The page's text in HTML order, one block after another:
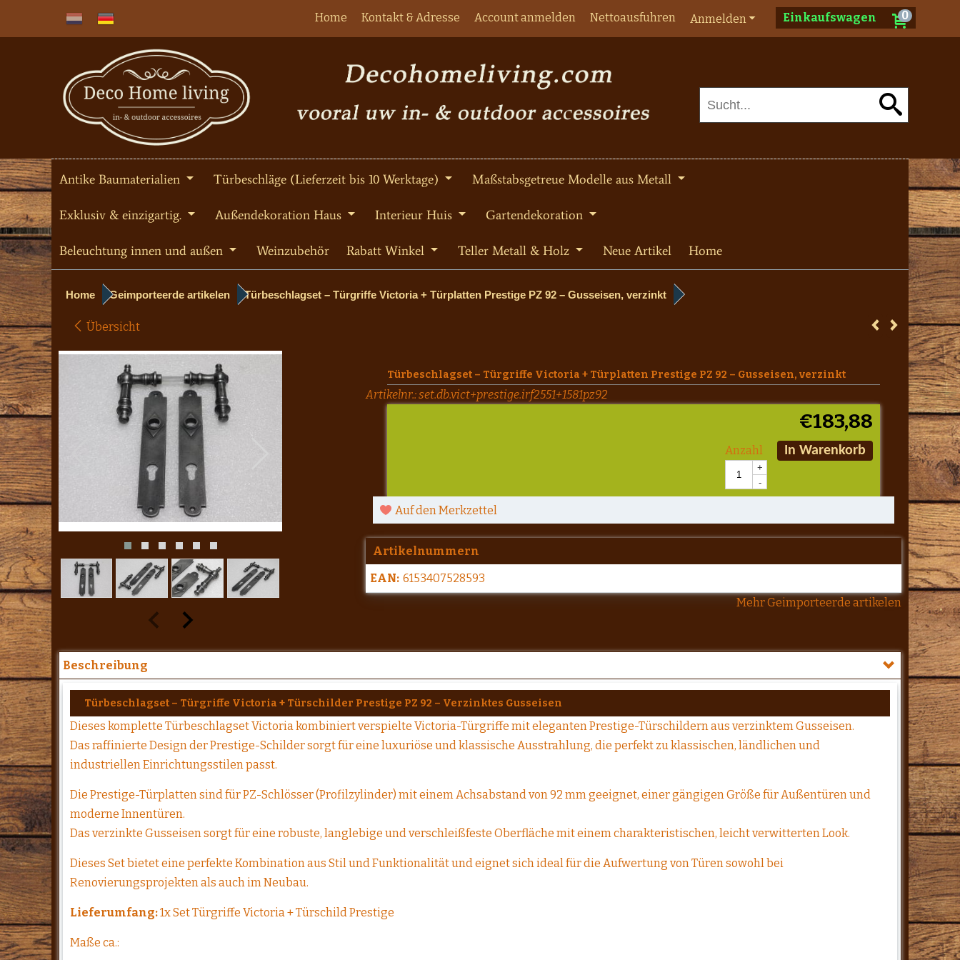
Einkaufswagen 0
Anmelden
Home Kontakt & Adresse Account anmelden Nettoausfuhren
Antike Baumaterialien Türbeschläge (Lieferzeit bis 10 Werktage) Maßstabsgetreue Modelle aus Metall
Exklusiv & einzigartig. Außendekoration Haus Interieur Huis Gartendekoration
Beleuchtung innen und außen Weinzubehör Rabatt Winkel Teller Metall & Holz Neue Artikel Home
Home Geimporteerde artikelen Türbeschlagset – Türgriffe Victoria + Türplatten Prestige PZ 92 – Gusseisen, verzinkt
Übersicht
Türbeschlagset – Türgriffe Victoria + Türplatten Prestige PZ 92 – Gusseisen, verzinkt
Artikelnr.:set.db.vict+prestige.irf2551+1581pz92
€183,88
Anzahl
+
-
In Warenkorb
Auf den Merkzettel
Artikelnummern
EAN: 6153407528593
Mehr Geimporteerde artikelen
Beschreibung
Türbeschlagset – Türgriffe Victoria + Türschilder Prestige PZ 92 – Verzinktes Gusseisen
Dieses komplette Türbeschlagset Victoria kombiniert verspielte Victoria-Türgriffe mit eleganten Prestige-Türschildern aus verzinktem Gusseisen.
Das raffinierte Design der Prestige-Schilder sorgt für eine luxuriöse und klassische Ausstrahlung, die perfekt zu klassischen, ländlichen und
industriellen Einrichtungsstilen passt.
Die Prestige-Türplatten sind für PZ-Schlösser (Profilzylinder) mit einem Achsabstand von 92 mm geeignet, einer gängigen Größe für Außentüren und
moderne Innentüren.
Das verzinkte Gusseisen sorgt für eine robuste, langlebige und verschleißfeste Oberfläche mit einem charakteristischen, leicht verwitterten Look.
Dieses Set bietet eine perfekte Kombination aus Stil und Funktionalität und eignet sich ideal für die Aufwertung von Türen sowohl bei
Renovierungsprojekten als auch im Neubau.
Lieferumfang:1x Set Türgriffe Victoria + Türschild Prestige
Maße ca.: